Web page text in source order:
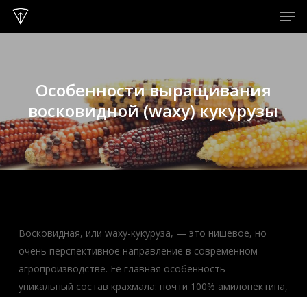
Skip
Особенности выращивания
восковидной (waxy) кукурузы
Восковидная, или waxy-кукуруза, — это нишевое, но
очень перспективное направление в современном
агропроизводстве. Её главная особенность —
уникальный состав крахмала: почти 100% амилопектина,